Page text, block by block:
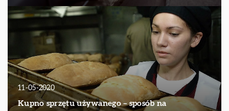
11-05-2020
Kupno sprzętu używanego – sposób na